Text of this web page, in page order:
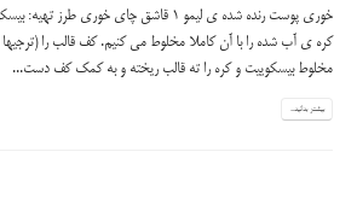
خوری پوست رنده شده ی لیمو ۱ قاشق چای خوری
کره ی آب شده را با آن کاملا مخلوط می کنیم. کف قالب را
مخلوط بیسکوییت و کره را ته قالب ریخته و به کمک کف دست...
بیشتر بدانید...